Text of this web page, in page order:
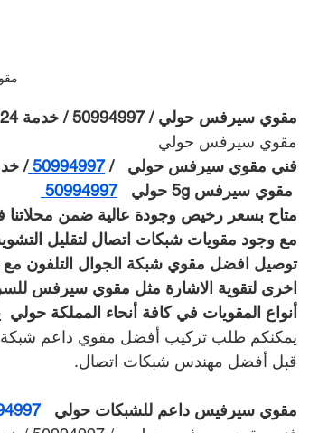
مقوي سيرفس حولي / 50994997 / خدمة 24 ساعة
مقوي سيرفس حولي
فني مقوي سيرفس حولي   / 50994997 / خدمة
مقوي سيرفس 5g حولي
50994997
مع وجود مقويات شبكات اتصال لتقليل
اخرى لتقوية الاشارة مثل مقوي سيرفس
أنواع المقويات في كافة أنحاء المملكة حولي
يمكنكم طلب تركيب أفضل مقوي داعم شبكة
قبل أفضل مهندس شبكات اتصال.
مقوي سيرفيس داعم للشبكات حولي